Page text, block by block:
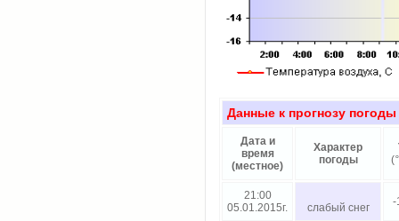
Данные к прогнозу
Дата и
время
(местное)
Характер
погоды
(°
21:00
05.01.2015г.
слабый снег -